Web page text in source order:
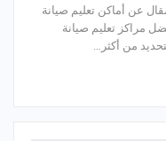
عن أماكن تعليم صيانة
مراكز تعليم صيانة
من أكثر…